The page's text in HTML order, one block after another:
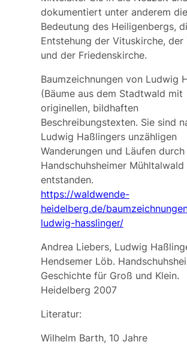
dokumentiert unter anderem die
Bedeutung des Heiligenbergs,
Entstehung der Vituskirche, der
und der Friedenskirche.
Baumzeichnungen von Ludwig
(Bäume aus dem Stadtwald mit
originellen, bildhaften
Beschreibungstexten. Sie sind
Ludwig Haßlingers unzähligen
Wanderungen und Läufen
Handschuhsheimer Mühltalwald
entstanden.
https://waldwende-
heidelberg.de/
ludwig-hasslinger/
Andrea Liebers, Ludwig
Hendsemer Löb.
Geschichte für Groß und Klein.
Heidelberg 2007
Literatur:
Wilhelm Barth, 10 Jahre